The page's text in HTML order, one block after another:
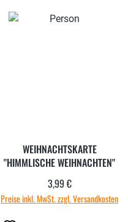
WEIHNACHTSKARTE
"HIMMLISCHE WEIHNACHTEN"
Regulärer Preis:
3,99 €
Preise inkl. MwSt. zzgl. Versandkosten